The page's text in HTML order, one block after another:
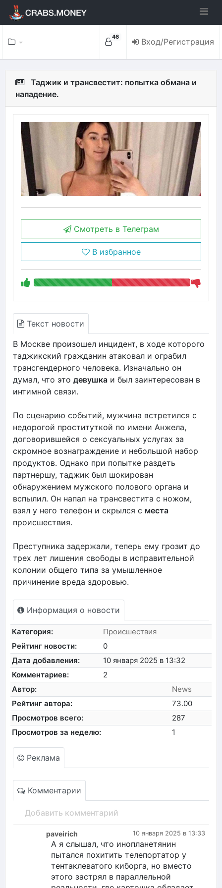
46 Вход/Регистрация
Таджик и трансвестит: попытка обмана и
нападение.
Смотреть в Телеграм
В избранное
Текст новости
В Москве произошел инцидент, в ходе которого
таджикский гражданин атаковал и ограбил
трансгендерного человека. Изначально он
думал, что это девушка и был заинтересован в
интимной связи.
По сценарию событий, мужчина встретился с
недорогой проституткой по имени Анжела,
договорившейся о сексуальных услугах за
скромное вознаграждение и небольшой набор
продуктов. Однако при попытке раздеть
партнершу, таджик был шокирован
обнаружением мужского полового органа и
вспылил. Он напал на трансвестита с ножом,
взял у него телефон и скрылся с места
происшествия.
Преступника задержали, теперь ему грозит до
трех лет лишения свободы в исправительной
колонии общего типа за умышленное
причинение вреда здоровью.
Информация о новости
Категория:
Происшествия
Рейтинг новости:
0
Дата добавления:
10 января 2025 в 13:32
Комментариев:
2
Автор:
News
Рейтинг автора:
73.00
Просмотров всего:
287
Просмотров за неделю:
1
Реклама
Комментарии
Добавить комментарий
10 января 2025 в 13:33
paveirich
А я слышал, что инопланетянин
пытался похитить телепортатор у
тентаклеватого киборга, но вместо
этого застрял в параллельной